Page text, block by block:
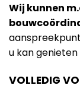
Wij kunnen
u kan
VOLLEDIG